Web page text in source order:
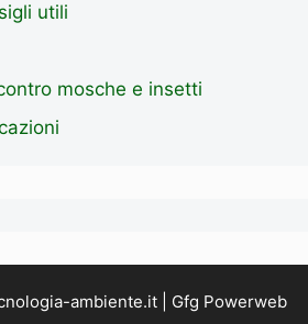
utili
mosche e insetti
ambiente.it | Gfg Powerweb